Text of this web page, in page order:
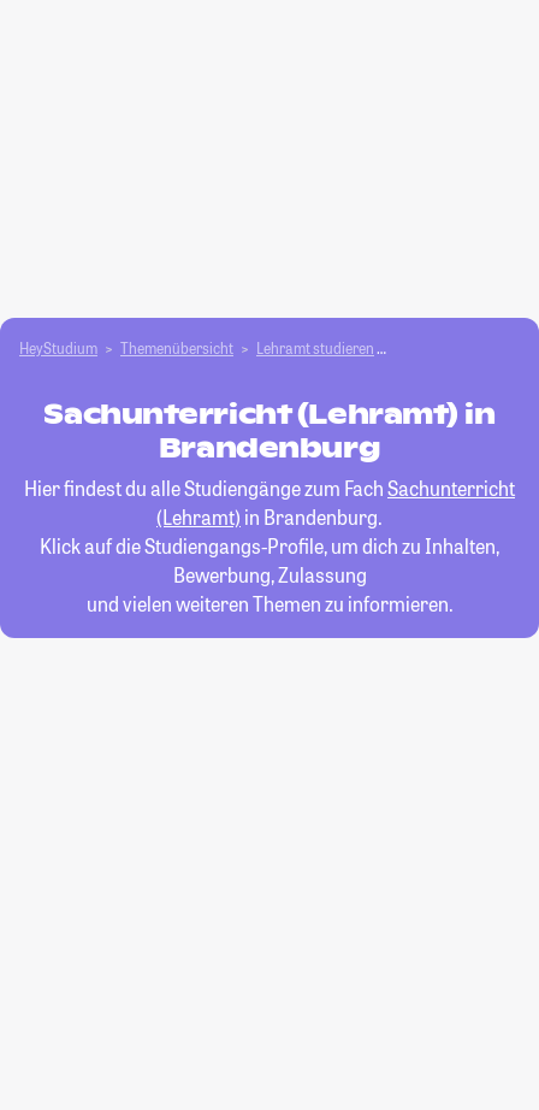
HeyStudium Themenübersicht Lehramt studieren
Sachunterricht (Lehramt) in
Brandenburg
Hier findest du alle Studiengänge zum FachSachunterricht
(Lehramt) in Brandenburg.
Klick auf die Studiengangs-Profile, um dich zu Inhalten,
Bewerbung, Zulassung
und vielen weiteren Themen zu informieren.